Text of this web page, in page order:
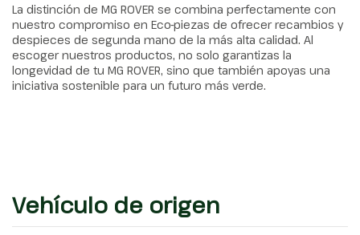
La distinción de MG ROVER se combina perfectamente con
nuestro compromiso en Eco-piezas de ofrecer recambios y
despieces de segunda mano de la más alta calidad. Al
escoger nuestros productos, no solo garantizas la
longevidad de tu MG ROVER, sino que también apoyas una
iniciativa sostenible para un futuro más verde.
Vehículo de origen